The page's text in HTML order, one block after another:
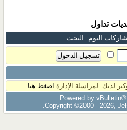
تداول
اليوم البحث
لديك. لمراسلة الإدارة اضغط هنا
Powered by
Copyright ©2000 - 2026,